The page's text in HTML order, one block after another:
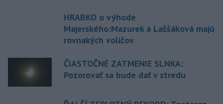
HRABKO o výhode
Majerského:Mazurek a Laššáková majú
rovnakých voličov
ČIASTOČNÉ ZATMENIE SLNKA:
Pozorovať sa bude dať v stredu